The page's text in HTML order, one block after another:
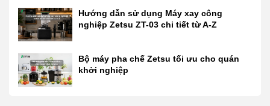
Hướng dẫn sử dụng Máy xay công
nghiệp Zetsu ZT-03 chi tiết từ A-Z
Bộ máy pha chế Zetsu tối ưu cho quán
khởi nghiệp